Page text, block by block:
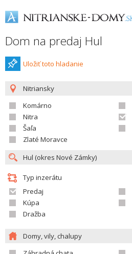
Dom na predaj Hul
Uložiť toto hladanie
Nitriansky
Komárno
Nitra
Šaľa
Zlaté Moravce
Typ inzerátu
Predaj
Kúpa
Dražba
Domy, vily, chalupy